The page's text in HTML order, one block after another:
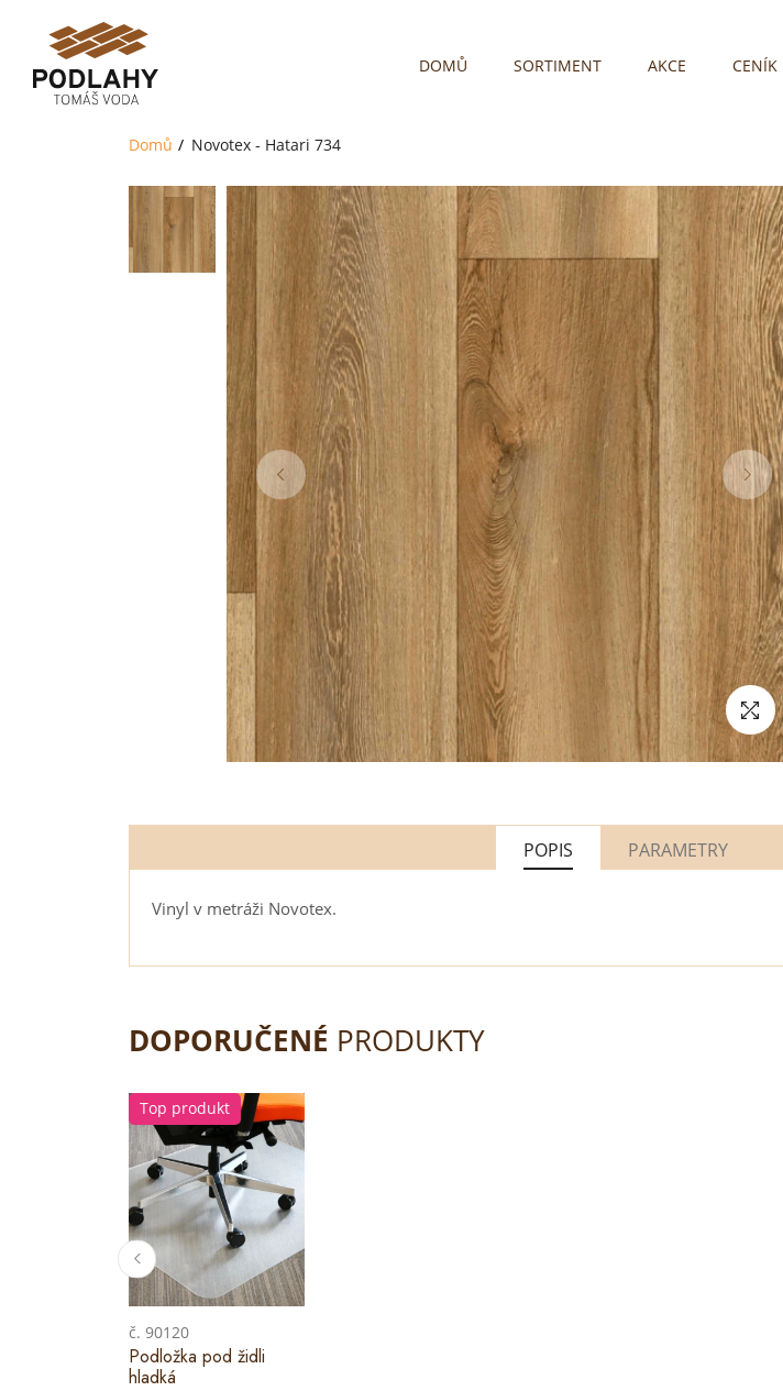
DOMŮ SORTIMENT AKCE CENÍK
Domů Novotex - Hatari 734
POPIS PARAMETRY
Vinyl v metráži Novotex.
DOPORUČENÉ PRODUKTY
Top produkt
č. 90120
Podložka pod židli
hladká